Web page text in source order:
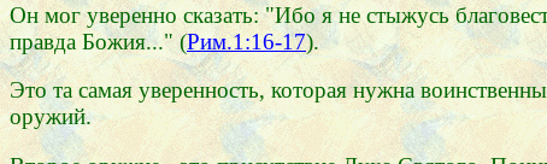
Он мог уверенно сказать: "Ибо я не стыжусь
правда Божия..." (Рим.1:16-17).
Это та самая уверенность, которая нужна
оружий.